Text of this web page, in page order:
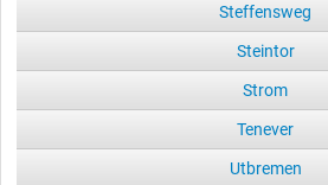
Steffensweg
Steintor
Strom
Tenever
Utbremen